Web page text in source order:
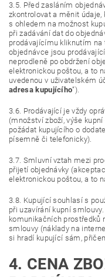
3.5. Před zasláním
zkontrolovat a měnit údaje,
s ohledem na možnost
při zadávání dat do
prodávajícímu kliknutím
objednávce jsou
neprodleně po obdržení
elektronickou poštou, a to
uvedenou v uživatelském
adresa kupujícího“).
3.6. Prodávající je vždy
(množství zboží, výše
požádat kupujícího o
písemně či telefonicky).
3.7. Smluvní vztah mezi
přijetí objednávky
elektronickou poštou, a to
3.8. Kupující souhlasí s
při uzavírání kupní
komunikačních prostředků
smlouvy (náklady na
si hradí kupující sám,
4. CENA